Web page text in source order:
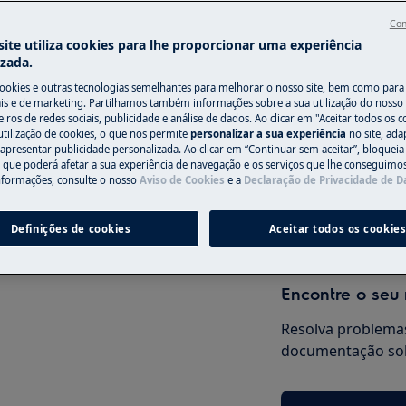
manual de utilizador do seu
ou manutenção.
desative o aparelho e
Precisa de
Não se
assistência
Encontre o
Resolva
documentação
utiliza cookies para lhe proporcionar uma experiência
e outras tecnologias semelhantes para melhorar o nosso site, bem como
e de marketing. Partilhamos também informações sobre a sua utilização do nosso
de redes sociais, publicidade e análise de dados. Ao clicar em "Aceitar todos os
de cookies, o que nos permite personalizar a sua experiência no site,
publicidade personalizada. Ao clicar em “Continuar sem aceitar”,
que poderá afetar a sua experiência de navegação e os serviços que lhe
consulte o nosso Aviso de Cookies e a Declaração de Privacidade de
Definições de cookies Aceitar todos os cookies